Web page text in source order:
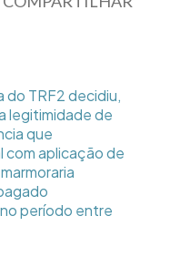
do TRF2 decidiu,
legitimidade de
que
com aplicação de
período entre